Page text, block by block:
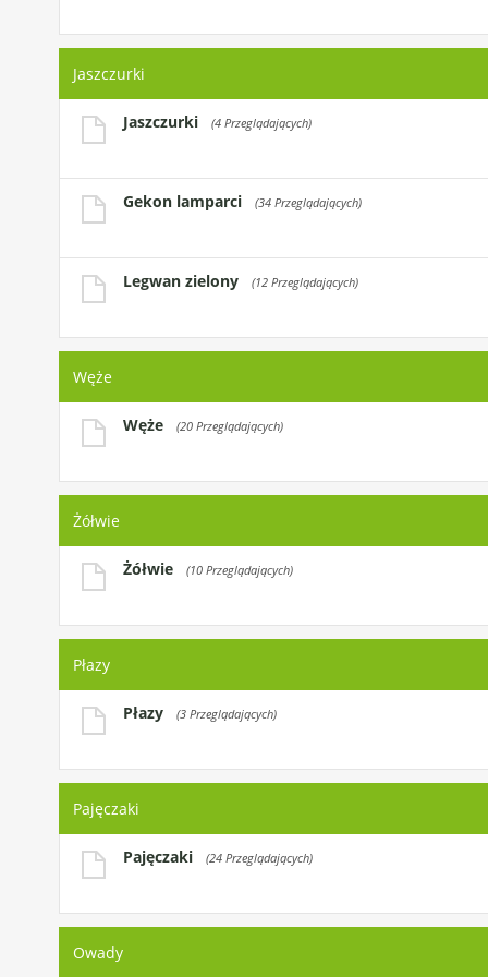
Jaszczurki
Jaszczurki (4 Przeglądających)
Gekon lamparci (34 Przeglądających)
Legwan zielony (12 Przeglądających)
Węże
Węże (20 Przeglądających)
Żółwie
Żółwie (10 Przeglądających)
Płazy
Płazy (3 Przeglądających)
Pajęczaki
Pajęczaki (24 Przeglądających)
Owady